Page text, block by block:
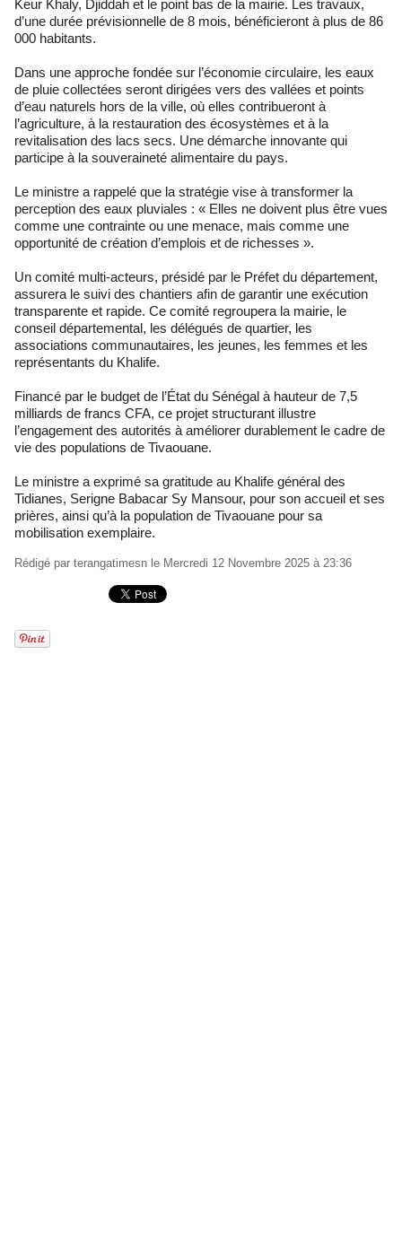
Keur Khaly, Djiddah et le point bas de la mairie. Les travaux,
d’une durée prévisionnelle de 8 mois, bénéficieront à plus de 86
000 habitants.
Dans une approche fondée sur l’économie circulaire, les eaux
de pluie collectées seront dirigées vers des vallées et points
d’eau naturels hors de la ville, où elles contribueront à
l’agriculture, à la restauration des écosystèmes et à la
revitalisation des lacs secs. Une démarche innovante qui
participe à la souveraineté alimentaire du pays.
Le ministre a rappelé que la stratégie vise à transformer la
perception des eaux pluviales : « Elles ne doivent plus être vues
comme une contrainte ou une menace, mais comme une
opportunité de création d’emplois et de richesses ».
Un comité multi-acteurs, présidé par le Préfet du département,
assurera le suivi des chantiers afin de garantir une exécution
transparente et rapide. Ce comité regroupera la mairie, le
conseil départemental, les délégués de quartier, les
associations communautaires, les jeunes, les femmes et les
représentants du Khalife.
Financé par le budget de l’État du Sénégal à hauteur de 7,5
milliards de francs CFA, ce projet structurant illustre
l’engagement des autorités à améliorer durablement le cadre de
vie des populations de Tivaouane.
Le ministre a exprimé sa gratitude au Khalife général des
Tidianes, Serigne Babacar Sy Mansour, pour son accueil et ses
prières, ainsi qu’à la population de Tivaouane pour sa
mobilisation exemplaire.
Rédigé par terangatimesn le Mercredi 12 Novembre 2025 à 23:36